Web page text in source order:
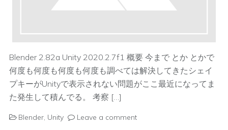
Blender 2.82a Unity 2020.2.7f1 概要 今まで とか とかで
何度も何度も何度も何度も調べては解決してきたシェイ
プキーがUnityで表示されない問題がここ最近になってま
た発生して積んでる。 考察 […]
Blender, Unity Leave a comment